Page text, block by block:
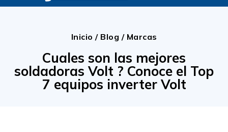
Inicio / Blog / Marcas
Cuales son las mejores
soldadoras Volt ? Conoce el Top
7 equipos inverter Volt